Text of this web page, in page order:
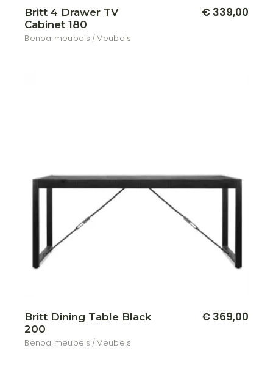
Britt 4 Drawer TV
Cabinet 180
Benoa meubels Meubels
€339,00
Britt Dining Table Black
200
Benoa meubels Meubels
€369,00